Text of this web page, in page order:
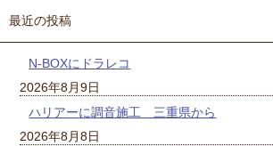
最近の投稿
N-BOXにドラレコ
2026年8月9日
ハリアーに調音施工 三重県から
2026年8月8日